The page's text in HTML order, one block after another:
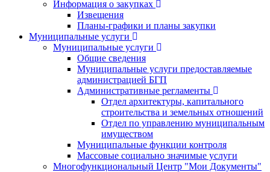
Информация о закупках
Извещения
Планы-графики и планы закупки
Муниципальные услуги
Муниципальные услуги
Общие сведения
Муниципальные услуги предоставляемые
администрацией БГП
Административные регламенты
Отдел архитектуры, капитального
строительства и земельных отношений
Отдел по управлению муниципальным
имуществом
Муниципальные функции контроля
Массовые социально значимые услуги
Многофункциональный Центр "Мои Документы"